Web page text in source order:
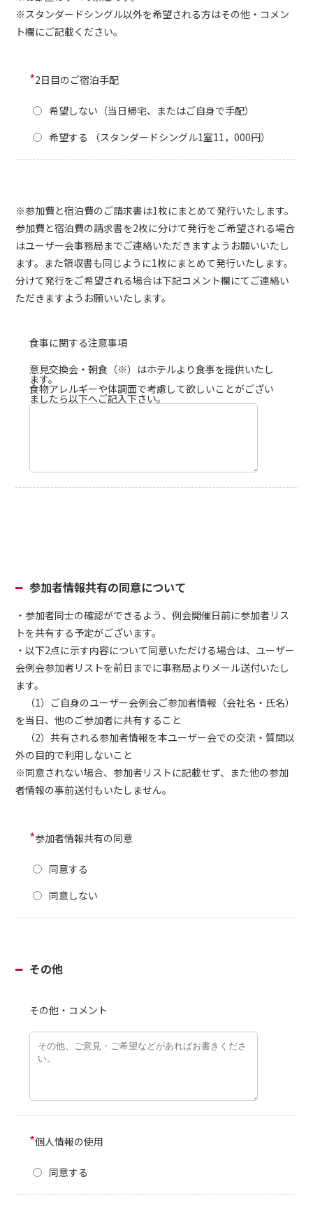
※スタンダードシングル以外を希望される方はその他・コメン
ト欄にご記載ください。
*2日目のご宿泊手配
希望しない（当日帰宅、またはご自身で手配）
希望する （スタンダードシングル1室11，000円）
※参加費と宿泊費のご請求書は1枚にまとめて発行いたします。
参加費と宿泊費の請求書を2枚に分けて発行をご希望される場合
はユーザー会事務局までご連絡いただきますようお願いいたし
ます。また領収書も同じように1枚にまとめて発行いたします。
分けて発行をご希望される場合は下記コメント欄にてご連絡い
ただきますようお願いいたします。
食事に関する注意事項
意見交換会・朝食（※）はホテルより食事を提供いたし
ます。
食物アレルギーや体調面で考慮して欲しいことがござい
ましたら以下へご記入下さい。
参加者情報共有の同意について
・参加者同士の確認ができるよう、例会開催日前に参加者リス
トを共有する予定がございます。
・以下2点に示す内容について同意いただける場合は、ユーザー
会例会参加者リストを前日までに事務局よりメール送付いたし
ます。
（1）ご自身のユーザー会例会ご参加者情報（会社名・氏名）
を当日、他のご参加者に共有すること
（2）共有される参加者情報を本ユーザー会での交流・質問以
外の目的で利用しないこと
※同意されない場合、参加者リストに記載せず、また他の参加
者情報の事前送付もいたしません。
*参加者情報共有の同意
同意する
同意しない
その他
その他・コメント
*個人情報の使用
同意する